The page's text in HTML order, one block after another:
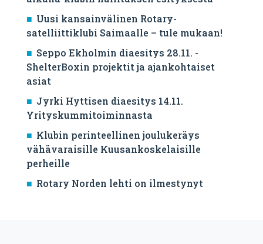
Uusi kansainvälinen Rotary-
satelliittiklubi Saimaalle – tule mukaan!
Seppo Ekholmin diaesitys 28.11. -
ShelterBoxin projektit ja ajankohtaiset
asiat
Jyrki Hyttisen diaesitys 14.11.
Yrityskummitoiminnasta
Klubin perinteellinen joulukeräys
vähävaraisille Kuusankoskelaisille
perheille
Rotary Norden lehti on ilmestynyt